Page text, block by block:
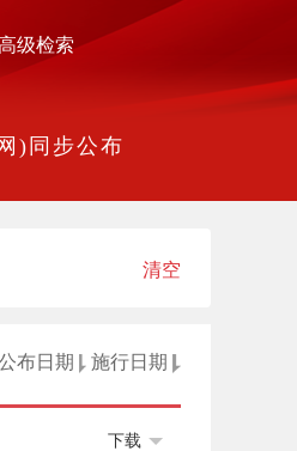
级检索
)同步公布
清空
布日期 施行日期
下载